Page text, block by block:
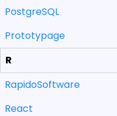
PostgreSQL
Prototypage
R
RapidoSoftware
React